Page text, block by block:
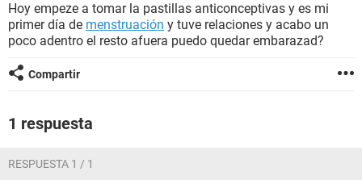
BIENESTAR
Hoy empeze a tomar la pastillas anticonceptivas y es mi
primer día de menstruación y tuve relaciones y acabo un
poco adentro el resto afuera puedo quedar embarazad?
Compartir
1 respuesta
RESPUESTA 1 / 1